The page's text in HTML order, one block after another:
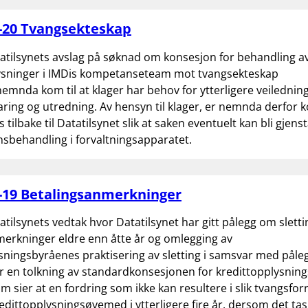
20 Tvangsekteskap
avslag på søknad om konsesjon for behandling
i IMDis kompetanseteam mot tvangsekteskap
kom til at klager har behov for ytterligere
og utredning. Av hensyn til klager, er nemnda derfor
tilbake til Datatilsynet slik at saken eventuelt kan bli
i forvaltningsapparatet.
19 Betalingsanmerkninger
vedtak hvor Datatilsynet har gitt pålegg om
eldre enn åtte år og omlegging av
praktisering av sletting i samsvar med
en tolkning av standardkonsesjonen for
sier at en fordring som ikke kan resultere i slik
i ytterligere fire år, dersom det